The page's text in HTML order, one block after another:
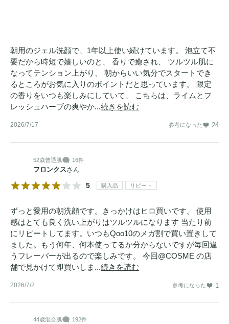
朝用のジェル洗顔で、1年以上使い続けています。 泡立て不
要だから時短で嬉しいのと、 香りで癒され、 ツルツル肌に
なってテンション上がり、 朝からいい気分でスタートでき
るところがお気に入りのポイントだと思っています。 限定
の香りをいつも楽しみにしていて、 こちらは、ライムとフ
レッシュハーブの爽やか...続きを読む
2026/7/17 参考になった 24
52歳普通肌 16件
フロンクスさん
5 購入品 リピート
ずっと愛用の朝洗顔です。きっかけはヒロ買いです。 使用
感はとても良く洗い上がりはツルツルになります 当たり前
にリピートしてます。いつもQoo10のメガ割で買い置きして
ました。もう何年、何本使ってるか分からないですが毎回違
うフレーバーが出るので楽しみです。 今回@COSME の店
舗で見かけて即買いしま...続きを読む
2026/7/2 参考になった 1
44歳混合肌 192件